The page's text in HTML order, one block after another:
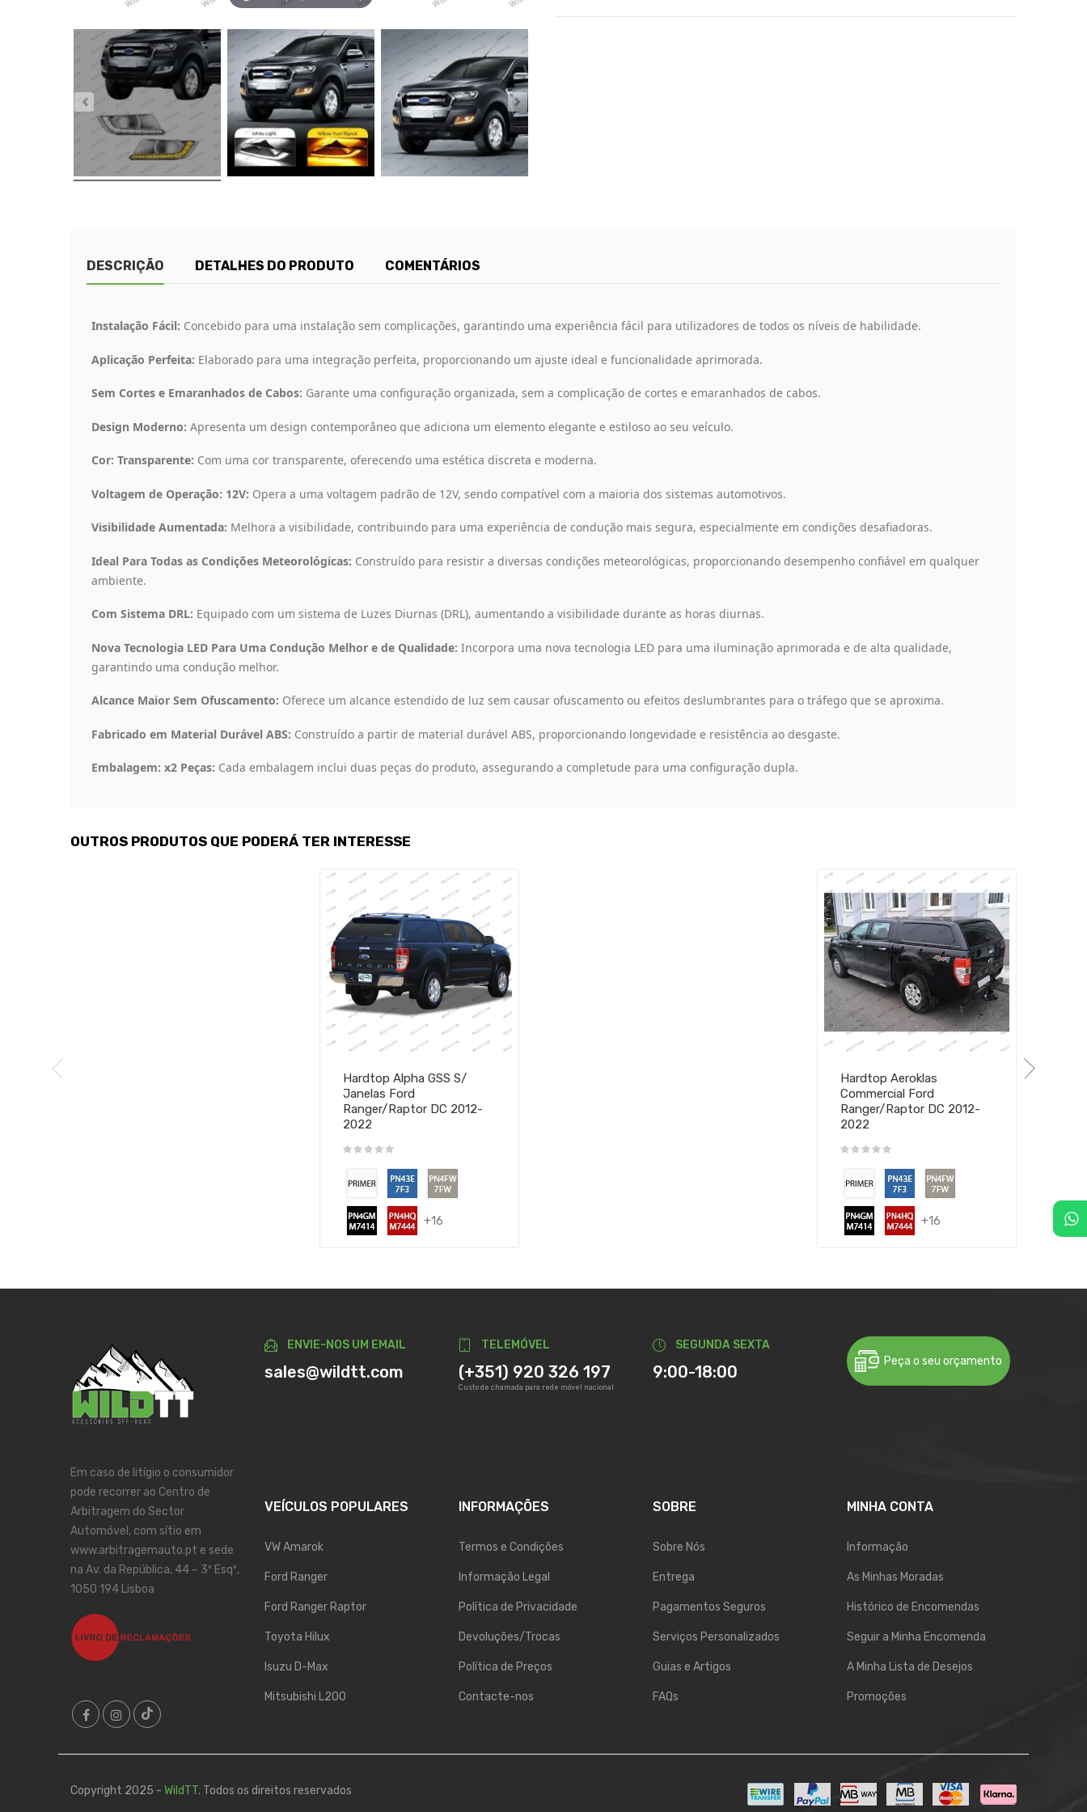
DESCRIÇÃO DETALHES DO PRODUTO COMENTÁRIOS
Instalação Fácil: Concebido para uma instalação sem complicações, garantindo uma experiência fácil para utilizadores de todos os níveis de habilidade.
Aplicação Perfeita: Elaborado para uma integração perfeita, proporcionando um ajuste ideal e funcionalidade aprimorada.
Sem Cortes e Emaranhados de Cabos: Garante uma configuração organizada, sem a complicação de cortes e emaranhados de cabos.
Design Moderno: Apresenta um design contemporâneo que adiciona um elemento elegante e estiloso ao seu veículo.
Cor: Transparente: Com uma cor transparente, oferecendo uma estética discreta e moderna.
Voltagem de Operação: 12V: Opera a uma voltagem padrão de 12V, sendo compatível com a maioria dos sistemas automotivos.
Visibilidade Aumentada: Melhora a visibilidade, contribuindo para uma experiência de condução mais segura, especialmente em condições desafiadoras.
Ideal Para Todas as Condições Meteorológicas: Construído para resistir a diversas condições meteorológicas, proporcionando desempenho confiável em qualquer
ambiente.
Com Sistema DRL: Equipado com um sistema de Luzes Diurnas (DRL), aumentando a visibilidade durante as horas diurnas.
Nova Tecnologia LED Para Uma Condução Melhor e de Qualidade: Incorpora uma nova tecnologia LED para uma iluminação aprimorada e de alta qualidade,
garantindo uma condução melhor.
Alcance Maior Sem Ofuscamento: Oferece um alcance estendido de luz sem causar ofuscamento ou efeitos deslumbrantes para o tráfego que se aproxima.
Fabricado em Material Durável ABS: Construído a partir de material durável ABS, proporcionando longevidade e resistência ao desgaste.
Embalagem: x2 Peças: Cada embalagem inclui duas peças do produto, assegurando a completude para uma configuração dupla.
OUTROS PRODUTOS QUE PODERÁ TER INTERESSE
Hardtop Alpha GSS S/
Janelas Ford
Ranger/Raptor DC 2012-
2022
+16
Hardtop Aeroklas
Commercial Ford
Ranger/Raptor DC 2012-
2022
+16
ENVIE-NOS UM EMAIL
sales@wildtt.com
TELEMÓVEL
(+351) 920 326 197
Custo de chamada para rede móvel nacional
SEGUNDA SEXTA
9:00-18:00
Peça o seu orçamento
Em caso de litígio o consumidor
pode recorrer ao Centro de
Arbitragem do Sector
Automóvel, com sítio em
www.arbitragemauto.pt e sede
na Av. da República, 44 – 3º Esqº,
1050 194 Lisboa
VEÍCULOS POPULARES
VW Amarok
Ford Ranger
Ford Ranger Raptor
Toyota Hilux
Isuzu D-Max
Mitsubishi L200
INFORMAÇÕES
Termos e Condições
Informação Legal
Política de Privacidade
Devoluções/Trocas
Política de Preços
Contacte-nos
SOBRE
Sobre Nós
Entrega
Pagamentos Seguros
Serviços Personalizados
Guias e Artigos
FAQs
MINHA CONTA
Informação
As Minhas Moradas
Histórico de Encomendas
Seguir a Minha Encomenda
A Minha Lista de Desejos
Promoções
Copyright 2025 - WildTT. Todos os direitos reservados